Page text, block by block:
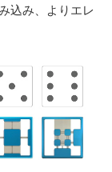
込み、よりエレ